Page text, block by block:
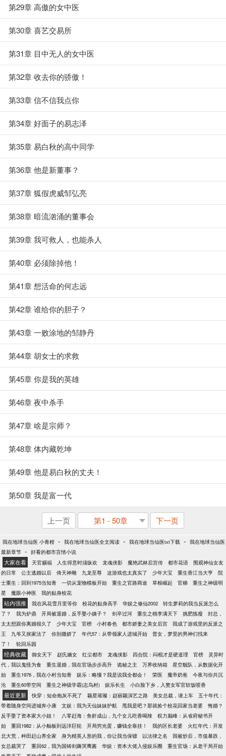
第29章 高傲的女中医
第30章 喜艺交易所
第31章 目中无人的女中医
第32章 收去你的骄傲！
第33章 信不信我点你
第34章 好面子的易志泽
第35章 易白秋的高中同学
第36章 他是新董事？
第37章 狐假虎威邹弘亮
第38章 暗流汹涌的董事会
第39章 我可救人，也能杀人
第40章 必须除掉他！
第41章 想活命的何志远
第42章 谁给你的胆子？
第43章 一败涂地的邹静丹
第44章 胡女士的求救
第45章 你是我的英雄
第46章 夜中杀手
第47章 啥是宗师？
第48章 体内藏乾坤
第49章 他是易白秋的丈夫！
第50章 我是富一代
上一页 第1 - 50章 下一页
我在地球当仙医 小青柑 - 我在地球当仙医全文阅读 - 我在地球当仙医txt下载 - 我在地球当仙医
最新章节 - 好看的都市言情小说
大家在看 天官赐福 人生得意时须纵欢 龙魂侠影 魔艳武林后宫传 都市花语
围观神仙女友
的日常
公主逃婚以后 倚天神雕 九龙至尊 这游戏也太真实了 少年大宝 重生香江当大亨
院
士重生：回到1975当知青
一切从宠物模板开始 重生之官路商途 草根崛起 官梯
重生之神级明
星
魔眼小神医 我的贴身校花
站内强推 我在风花雪月里等你 校花的贴身高手 华娱之修仙2002
转生萝莉的我当反派怎么
了？
我为炉鼎 开局被退婚，反手娶小姨子？ 剑卒过河 重生之桃李满天下 挑肥拣瘦
封总，
太太想跟你离婚很久了
少年大宝 官榜 小村春色 都市娇妻之美女后宫
我成了游戏里的反派之
王
九爷又挨家法了 你别撒娇了 年代57：从带领家人进城开始
普女，梦里的男神们找来
了！
轮回乐园
经典收藏 御女天下 赵氏嫡女 红尘都市 龙魂侠影 四合院：闷棍才是硬道理 官榜
灵异时
代，我以鬼怪为食
重生退婚，我在官场步步高升 诡秘之主 万界收纳箱
星空舰队，从数据化开
始
重生1976，我在小村当知青 娱乐：略懂？我是说我全都会！ 荣医 魔帝奶爸
今夜与你共沉
沦
重生60带空间 重生之神级学霸(志鸟村) 娱乐长生 小白脸下乡，入赘女军官软饭喷香
最近更新 快穿：短命炮灰不死了 颖星璀璨：赵丽颖演艺之路 美女总裁，请上车
五十年代：
带着随身空间进城奔小康
文娱：我为天仙妹妹护航 甩我是吧？那就捡个校花回家当老婆
悔婚？
反手娶了资本家大小姐！
八零赶海：鱼虾成山，九个女儿吃香喝辣
权力巅峰：从省府秘书开
始
重回1982：从小舢板到远洋巨轮 开局穷光蛋，赚钱全靠挂！ 我的区长老婆
火红年代：开发
北大荒，种田赶山养全家
身为精英人形的我，你让我当保镖 以法律之名
我被炒后，市值暴跌，
女总裁哭了
重回62，我为国铸剑薅哭鹰酱 华娱：资本大佬入侵娱乐圈
重生官场：从老干局开始